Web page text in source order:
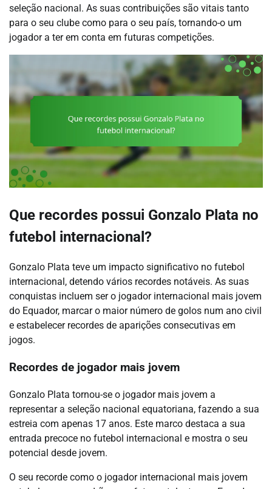
seleção nacional. As suas contribuições são vitais tanto
para o seu clube como para o seu país, tornando-o um
jogador a ter em conta em futuras competições.
Que recordes possui Gonzalo Plata no
futebol internacional?
Gonzalo Plata teve um impacto significativo no futebol
internacional, detendo vários recordes notáveis. As suas
conquistas incluem ser o jogador internacional mais jovem
do Equador, marcar o maior número de golos num ano civil
e estabelecer recordes de aparições consecutivas em
jogos.
Recordes de jogador mais jovem
Gonzalo Plata tornou-se o jogador mais jovem a
representar a seleção nacional equatoriana, fazendo a sua
estreia com apenas 17 anos. Este marco destaca a sua
entrada precoce no futebol internacional e mostra o seu
potencial desde jovem.
O seu recorde como o jogador internacional mais jovem